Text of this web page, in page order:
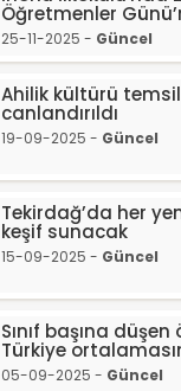
Öğretmenler
25-11-2025 - Güncel
Ahilik kültürü
canlandırıldı
19-09-2025 - Güncel
Tekirdağ’da her
keşif sunacak
15-09-2025 - Güncel
Sınıf başına düşen
Türkiye
05-09-2025 - Güncel